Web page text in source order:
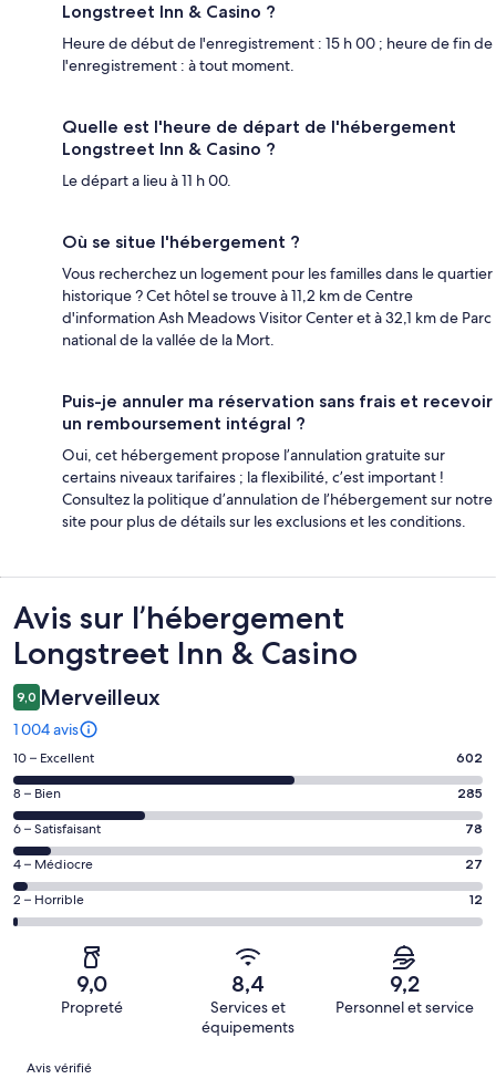
Longstreet Inn & Casino ?
Heure de début de l'enregistrement : 15 h 00 ; heure de fin de
l'enregistrement : à tout moment.
Quelle est l'heure de départ de l'hébergement
Longstreet Inn & Casino ?
Le départ a lieu à 11 h 00.
Où se situe l'hébergement ?
Vous recherchez un logement pour les familles dans le quartier
historique ? Cet hôtel se trouve à 11,2 km de Centre
d'information Ash Meadows Visitor Center et à 32,1 km de Parc
national de la vallée de la Mort.
Puis-je annuler ma réservation sans frais et recevoir
un remboursement intégral ?
Oui, cet hébergement propose l’annulation gratuite sur
certains niveaux tarifaires ; la flexibilité, c’est important !
Consultez la politique d’annulation de l’hébergement sur notre
site pour plus de détails sur les exclusions et les conditions.
Avis
Avis sur l’hébergement
Longstreet Inn & Casino
9,0 Merveilleux
1 004 avis
Note
des
voyageurs
de 10
(Excellent),
d’après 602 avis
sur 1004.
10 – Excellent 602
Note
des
voyageurs
de 8
(Bien),
d’après 285 avis
8 – Bien 285
Note
des
voyageurs
de 6
(Satisfaisant),
d’après 78 avis
sur 1004.
6 – Satisfaisant 78
Note
des
voyageurs
(Médiocre),
d’après 27 avis
sur 1004.
4 – Médiocre 27
Note
des
voyageurs
(Horrible),
d’après 12 avis
2 – Horrible 12
9,0
Propreté
8,4
Services et
équipements
9,2
Personnel et service
Avis
Avis vérifié